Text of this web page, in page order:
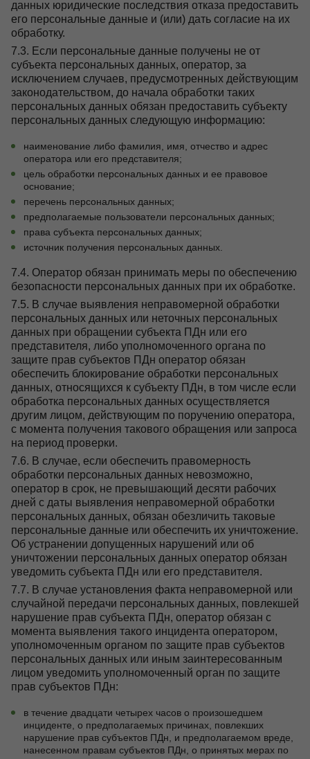
данных юридические последствия отказа предоставить
его персональные данные и (или) дать согласие на их
обработку.
7.3. Если персональные данные получены не от
субъекта персональных данных, оператор, за
исключением случаев, предусмотренных действующим
законодательством, до начала обработки таких
персональных данных обязан предоставить субъекту
персональных данных следующую информацию:
наименование либо фамилия, имя, отчество и адрес
оператора или его представителя;
цель обработки персональных данных и ее правовое
основание;
перечень персональных данных;
предполагаемые пользователи персональных данных;
права субъекта персональных данных;
источник получения персональных данных.
7.4. Оператор обязан принимать меры по обеспечению
безопасности персональных данных при их обработке.
7.5. В случае выявления неправомерной обработки
персональных данных или неточных персональных
данных при обращении субъекта ПДн или его
представителя, либо уполномоченного органа по
защите прав субъектов ПДн оператор обязан
обеспечить блокирование обработки персональных
данных, относящихся к субъекту ПДн, в том числе если
обработка персональных данных осуществляется
другим лицом, действующим по поручению оператора,
с момента получения такового обращения или запроса
на период проверки.
7.6. В случае, если обеспечить правомерность
обработки персональных данных невозможно,
оператор в срок, не превышающий десяти рабочих
дней с даты выявления неправомерной обработки
персональных данных, обязан обезличить таковые
персональные данные или обеспечить их уничтожение.
Об устранении допущенных нарушений или об
уничтожении персональных данных оператор обязан
уведомить субъекта ПДн или его представителя.
7.7. В случае установления факта неправомерной или
случайной передачи персональных данных, повлекшей
нарушение прав субъекта ПДн, оператор обязан с
момента выявления такого инцидента оператором,
уполномоченным органом по защите прав субъектов
персональных данных или иным заинтересованным
лицом уведомить уполномоченный орган по защите
прав субъектов ПДн:
в течение двадцати четырех часов о произошедшем
инциденте, о предполагаемых причинах, повлекших
нарушение прав субъектов ПДн, и предполагаемом вреде,
нанесенном правам субъектов ПДн, о принятых мерах по